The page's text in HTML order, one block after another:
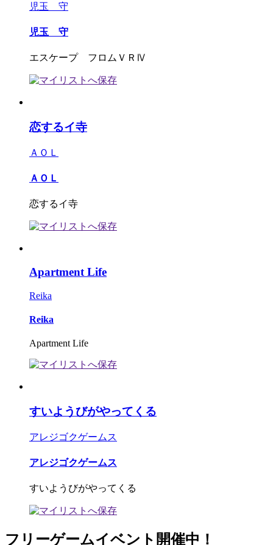
児玉 守
児玉 守
エスケープ フロムＶＲⅣ
恋するイ寺
ＡＯＬ
ＡＯＬ
恋するイ寺
Apartment Life
Reika
Reika
Apartment Life
すいようびがやってくる
アレジゴクゲームス
アレジゴクゲームス
すいようびがやってくる
フリーゲームイベント開催中！